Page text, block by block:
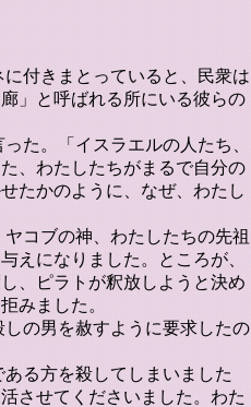
付きまとっていると、民衆は
」と呼ばれる所にいる彼らの
た。「イスラエルの人たち、
、わたしたちがまるで自分の
たかのように、なぜ、わたし
コブの神、わたしたちの先祖
えになりました。ところが、
、ピラトが釈放しようと決め
みました。
の男を赦すように要求したの
る方を殺してしまいました
させてくださいました。わた